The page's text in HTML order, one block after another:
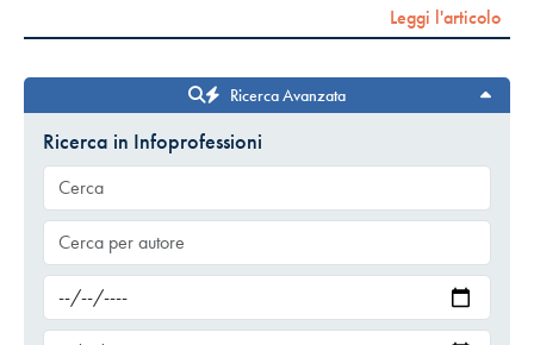
Leggi l'articolo
Ricerca Avanzata
Ricerca in Infoprofessioni